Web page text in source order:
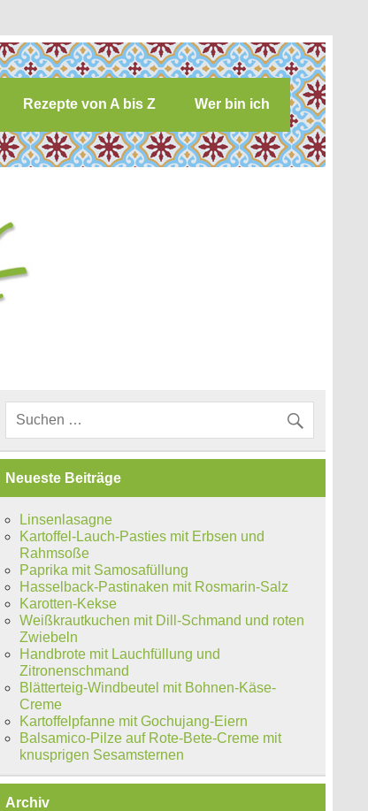
Rezepte von A bis Z Wer bin ich
Neueste Beiträge
Linsenlasagne
Kartoffel-Lauch-Pasties mit Erbsen und
Rahmsoße
Paprika mit Samosafüllung
Hasselback-Pastinaken mit Rosmarin-Salz
Karotten-Kekse
Weißkrautkuchen mit Dill-Schmand und roten
Zwiebeln
Handbrote mit Lauchfüllung und
Zitronenschmand
Blätterteig-Windbeutel mit Bohnen-Käse-
Creme
Kartoffelpfanne mit Gochujang-Eiern
Balsamico-Pilze auf Rote-Bete-Creme mit
knusprigen Sesamsternen
Archiv